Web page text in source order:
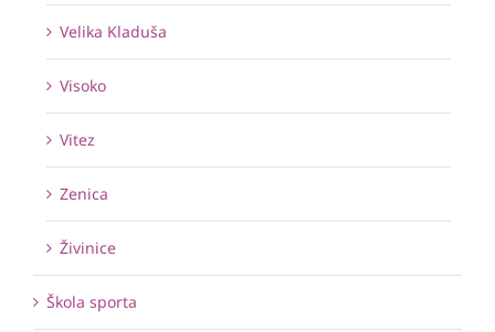
Velika Kladuša
Visoko
Vitez
Zenica
Živinice
Škola sporta